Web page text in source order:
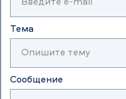
Тема
Сообщение